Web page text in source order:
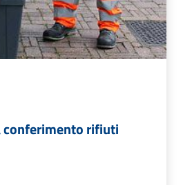
conferimento rifiuti